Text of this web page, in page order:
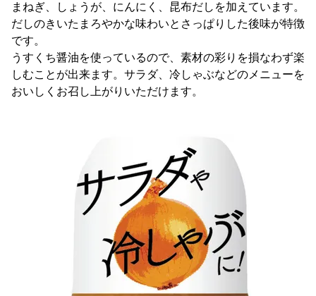
まねぎ、しょうが、にんにく、昆布だしを加えています。
だしのきいたまろやかな味わいとさっぱりした後味が特徴
です。
うすくち醤油を使っているので、素材の彩りを損なわず楽
しむことが出来ます。サラダ、冷しゃぶなどのメニューを
おいしくお召し上がりいただけます。